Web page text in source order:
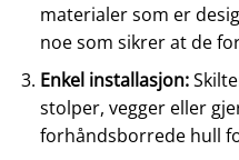
materialer som er
noe som sikrer at de
Enkel installasjon:
stolper, vegger eller
forhåndsborrede hull